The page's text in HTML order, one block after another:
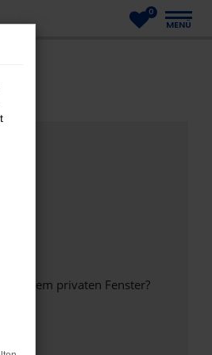
0
MENÜ
einem privaten Fenster?